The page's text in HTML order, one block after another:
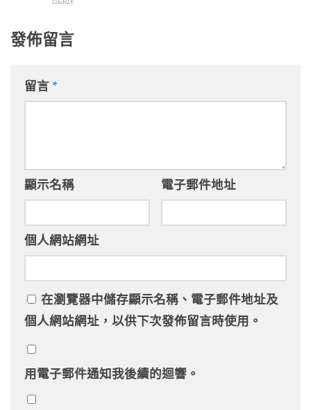
發佈留言
留言 *
顯示名稱 電子郵件地址
個人網站網址
在瀏覽器中儲存顯示名稱、電子郵件地址及
個人網站網址，以供下次發佈留言時使用。
用電子郵件通知我後續的迴響。